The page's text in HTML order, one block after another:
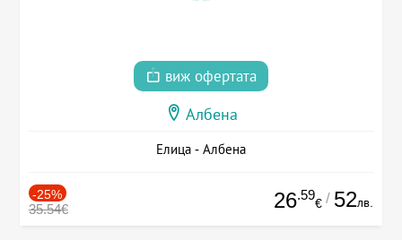
виж офертата
Албена
Елица - Албена
-25%
35.54€ 26.59
€ / 52лв.